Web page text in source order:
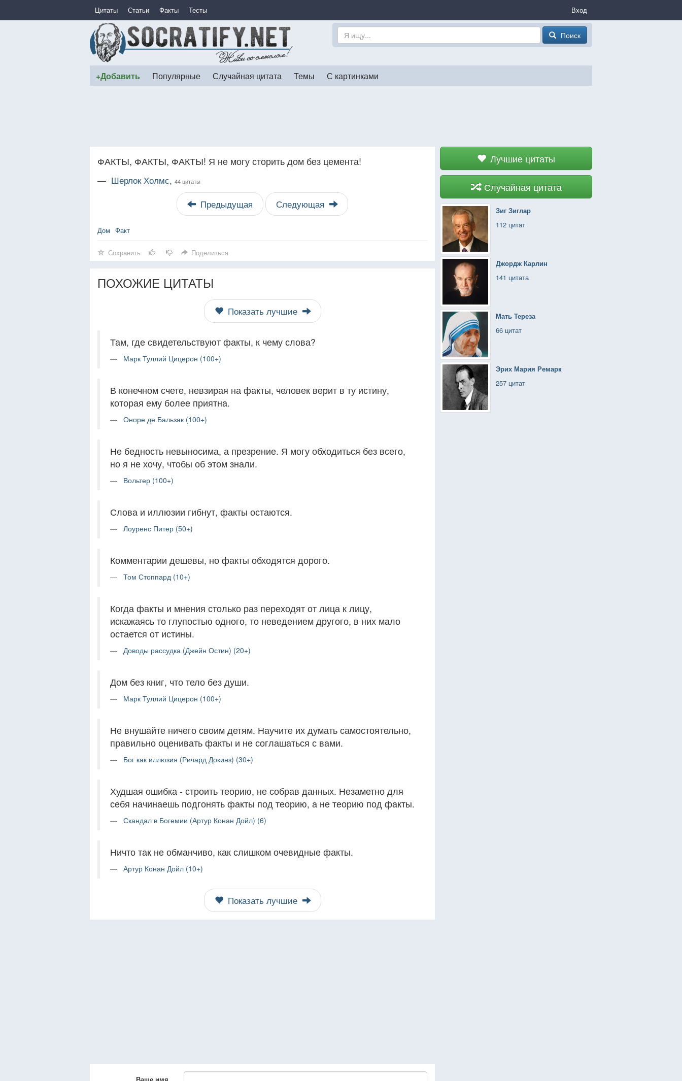
Цитаты Статьи Факты Тесты Вход
Поиск
+Добавить Популярные Случайная цитата Темы С картинками
Лучшие цитаты
Случайная цитата
Зиг Зиглар
112 цитат
Джордж Карлин
141 цитата
Мать Тереза
66 цитат
Эрих Мария Ремарк
257 цитат
ФАКТЫ, ФАКТЫ, ФАКТЫ! Я не могу сторить дом без цемента!
— Шерлок Холмс, 44 цитаты
Предыдущая Следующая
Дом Факт
Сохранить Поделиться
ПОХОЖИЕ ЦИТАТЫ
Показать лучшие
Там, где свидетельствуют факты, к чему слова?
Марк Туллий Цицерон (100+)
В конечном счете, невзирая на факты, человек верит в ту истину,
которая ему более приятна.
Оноре де Бальзак (100+)
Не бедность невыносима, а презрение. Я могу обходиться без всего,
но я не хочу, чтобы об этом знали.
Вольтер (100+)
Слова и иллюзии гибнут, факты остаются.
Лоуренс Питер (50+)
Комментарии дешевы, но факты обходятся дорого.
Том Стоппард (10+)
Когда факты и мнения столько раз переходят от лица к лицу,
искажаясь то глупостью одного, то неведением другого, в них мало
остается от истины.
Доводы рассудка (Джейн Остин) (20+)
Дом без книг, что тело без души.
Марк Туллий Цицерон (100+)
Не внушайте ничего своим детям. Научите их думать самостоятельно,
правильно оценивать факты и не соглашаться с вами.
Бог как иллюзия (Ричард Докинз) (30+)
Худшая ошибка - строить теорию, не собрав данных. Незаметно для
себя начинаешь подгонять факты под теорию, а не теорию под факты.
Скандал в Богемии (Артур Конан Дойл) (6)
Ничто так не обманчиво, как слишком очевидные факты.
Артур Конан Дойл (10+)
Показать лучшие